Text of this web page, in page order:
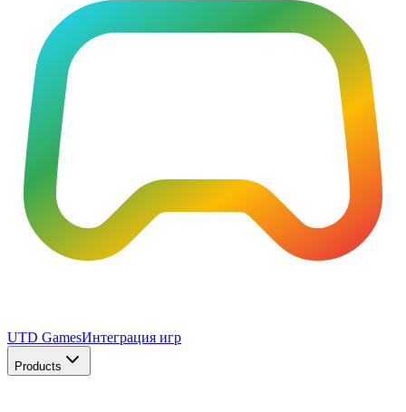
UTD GamesИнтеграция игр
Products